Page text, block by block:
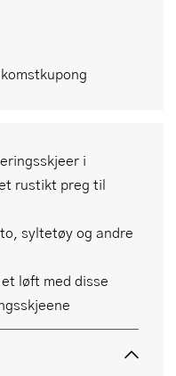
i
rustikt preg til
syltetøy og andre
løft med disse